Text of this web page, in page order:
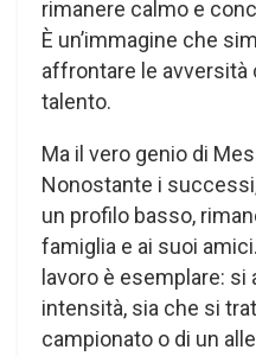
rimanere calmo e
È un’immagine che
affrontare le
talento.
Ma il vero genio di
Nonostante i
un profilo basso,
famiglia e ai suoi
lavoro è esemplare:
intensità, sia che si
campionato o di un